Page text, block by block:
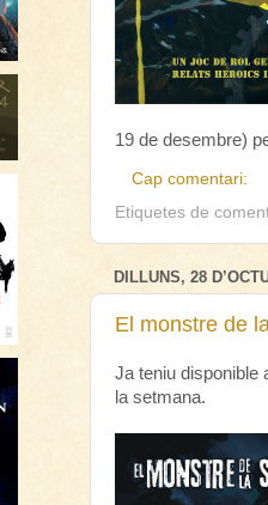
19 de desembre)
Cap comentari:
Etiquetes de
DILLUNS, 28
El monstre de
Ja teniu disponible
la setmana.